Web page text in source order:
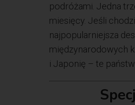
podróżami. Jedna
miesięcy. Jeśli
najpopularniejsza
międzynarodowych
i Japonię – te